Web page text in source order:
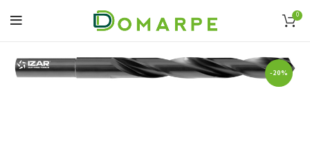
0
-20%